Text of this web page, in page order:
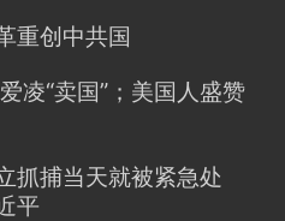
重创中共国
凌“卖国”；美国人盛赞
抓捕当天就被紧急处
平